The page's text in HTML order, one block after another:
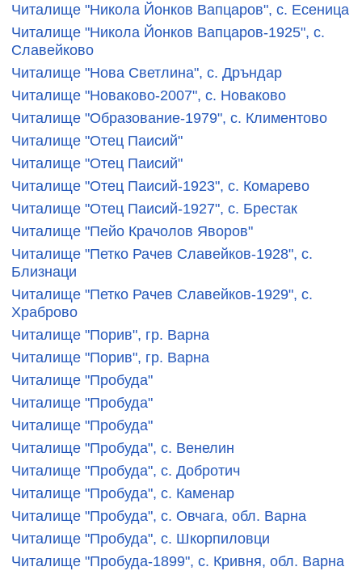
Читалище "Никола Йонков Вапцаров", с. Есеница
Читалище "Никола Йонков Вапцаров-1925", с.
Славейково
Читалище "Нова Светлина", с. Дръндар
Читалище "Новаково-2007", с. Новаково
Читалище "Образование-1979", с. Климентово
Читалище "Отец Паисий"
Читалище "Отец Паисий"
Читалище "Отец Паисий-1923", с. Комарево
Читалище "Отец Паисий-1927", с. Брестак
Читалище "Пейо Крачолов Яворов"
Читалище "Петко Рачев Славейков-1928", с.
Близнаци
Читалище "Петко Рачев Славейков-1929", с.
Храброво
Читалище "Порив", гр. Варна
Читалище "Порив", гр. Варна
Читалище "Пробуда"
Читалище "Пробуда"
Читалище "Пробуда"
Читалище "Пробуда", с. Венелин
Читалище "Пробуда", с. Добротич
Читалище "Пробуда", с. Каменар
Читалище "Пробуда", с. Овчага, обл. Варна
Читалище "Пробуда", с. Шкорпиловци
Читалище "Пробуда-1899", с. Кривня, обл. Варна